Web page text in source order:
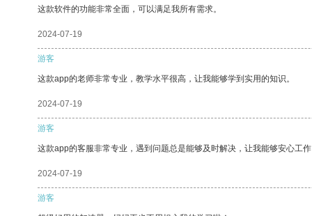
这款软件的功能非常全面，可以满足我所有需求。
2024-07-19
游客
这款app的老师非常专业，教学水平很高，让我能够学到实用的知识。
2024-07-19
游客
这款app的客服非常专业，遇到问题总是能够及时解决，让我能够安心工
2024-07-19
游客